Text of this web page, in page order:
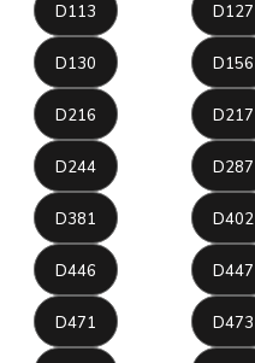
D113 D127
D130 D156
D216 D217
D244 D287
D381 D402
D446 D447
D471 D473